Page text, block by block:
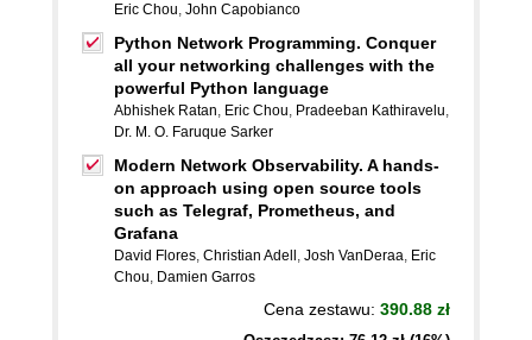
Eric Chou, John Capobianco
Python Network Programming. Conquer
all your networking challenges with the
powerful Python language
Abhishek Ratan, Eric Chou, Pradeeban Kathiravelu,
Dr. M. O. Faruque Sarker
Modern Network Observability. A hands-
on approach using open source tools
such as Telegraf, Prometheus, and
Grafana
David Flores, Christian Adell , Josh VanDeraa, Eric
Chou, Damien Garros
Cena zestawu: 390.88 zł